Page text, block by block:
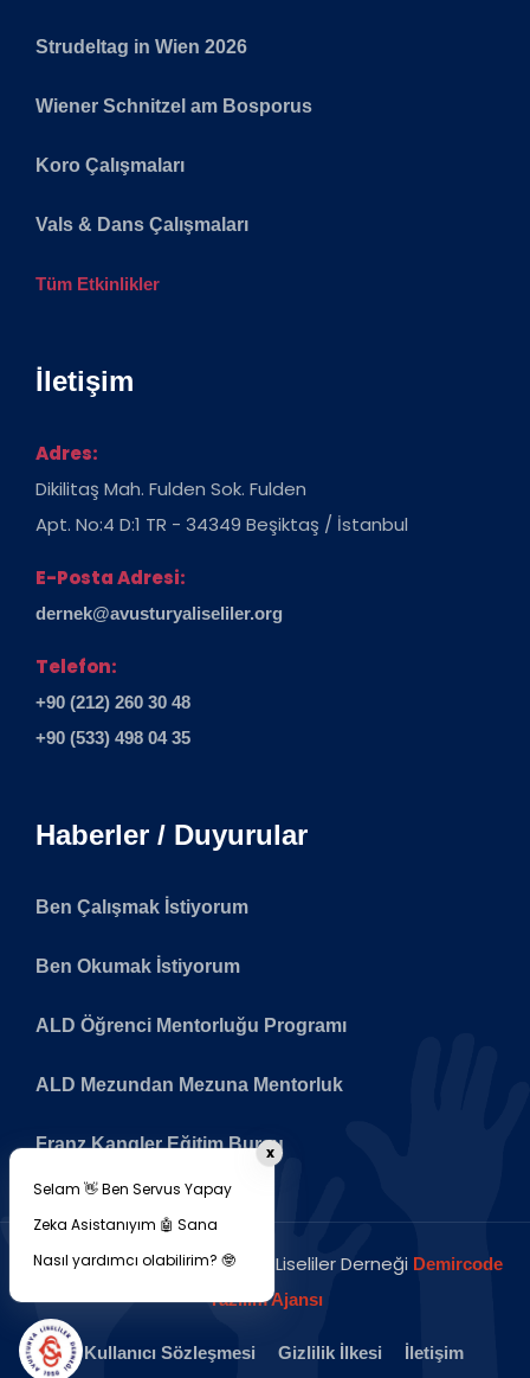
Strudeltag in Wien 2026
Wiener Schnitzel am Bosporus
Koro Çalışmaları
Vals & Dans Çalışmaları
Tüm Etkinlikler
İletişim
Adres:
Dikilitaş Mah. Fulden Sok. Fulden
Apt. No:4 D:1 TR - 34349 Beşiktaş / İstanbul
E-Posta Adresi:
dernek@avusturyaliseliler.org
Telefon:
+90 (212) 260 30 48
+90 (533) 498 04 35
Haberler / Duyurular
Ben Çalışmak İstiyorum
Ben Okumak İstiyorum
ALD Öğrenci Mentorluğu Programı
ALD Mezundan Mezuna Mentorluk
Franz Kangler Eğitim Bursu
Copyright © 2026 Avusturya Liseliler Derneği Demircode
Yazılım Ajansı
Kullanıcı Sözleşmesi Gizlilik İlkesi İletişim
Selam 👋 Ben Servus Yapay
Zeka Asistanıyım 🤖 Sana
Nasıl yardımcı olabilirim? 🤓
x